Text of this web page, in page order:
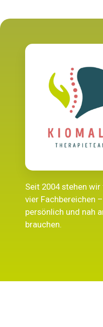
Seit 2004 stehen
vier Fachbereichen
persönlich und nah
brauchen.